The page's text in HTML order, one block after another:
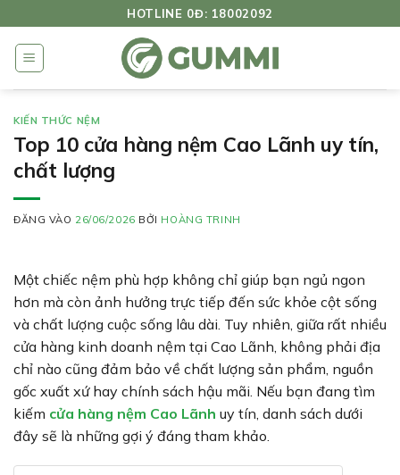
qua
dung
HOTLINE 0Đ: 18002092
KIẾN THỨC NỆM
Top 10 cửa hàng nệm Cao Lãnh uy tín,
chất lượng
ĐĂNG VÀO 26/06/2026 BỞI HOÀNG TRINH
Một chiếc nệm phù hợp không chỉ giúp bạn ngủ ngon
hơn mà còn ảnh hưởng trực tiếp đến sức khỏe cột sống
và chất lượng cuộc sống lâu dài. Tuy nhiên, giữa rất nhiều
cửa hàng kinh doanh nệm tại Cao Lãnh, không phải địa
chỉ nào cũng đảm bảo về chất lượng sản phẩm, nguồn
gốc xuất xứ hay chính sách hậu mãi. Nếu bạn đang tìm
kiếm cửa hàng nệm Cao Lãnh uy tín, danh sách dưới
đây sẽ là những gợi ý đáng tham khảo.